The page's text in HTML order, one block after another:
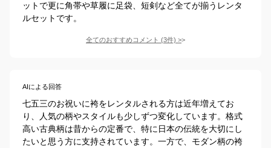
ットで更に角帯や草履に足袋、短剣など全てが揃うレンタ
ルセットです。
全てのおすすめコメント (3件) >
AIによる回答
七五三のお祝いに袴をレンタルされる方は近年増えてお
り、人気の柄やスタイルも少しずつ変化しています。格式
高い古典柄は昔からの定番で、特に日本の伝統を大切にし
たいと思う方に支持されています。一方で、モダン柄の袴